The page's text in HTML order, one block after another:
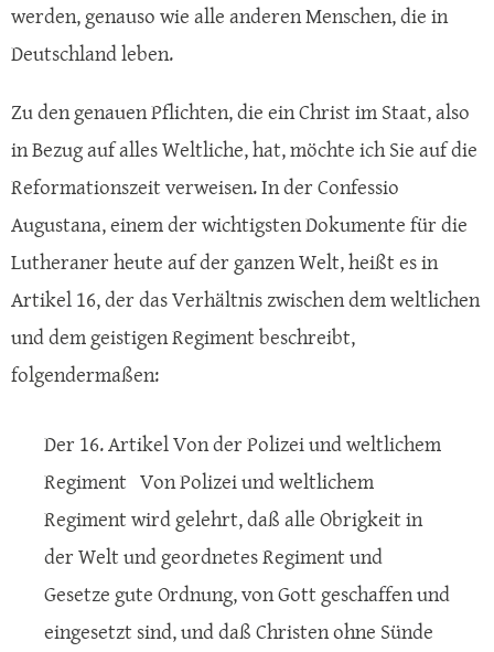
werden, genauso wie alle anderen Menschen, die in
Deutschland leben.
Zu den genauen Pflichten, die ein Christ im Staat, also
in Bezug auf alles Weltliche, hat, möchte ich Sie auf die
Reformationszeit verweisen. In der Confessio
Augustana, einem der wichtigsten Dokumente für die
Lutheraner heute auf der ganzen Welt, heißt es in
Artikel 16, der das Verhältnis zwischen dem weltlichen
und dem geistigen Regiment beschreibt,
folgendermaßen:
Der 16. Artikel Von der Polizei und weltlichem
Regiment Von Polizei und weltlichem
Regiment wird gelehrt, daß alle Obrigkeit in
der Welt und geordnetes Regiment und
Gesetze gute Ordnung, von Gott geschaffen und
eingesetzt sind, und daß Christen ohne Sünde